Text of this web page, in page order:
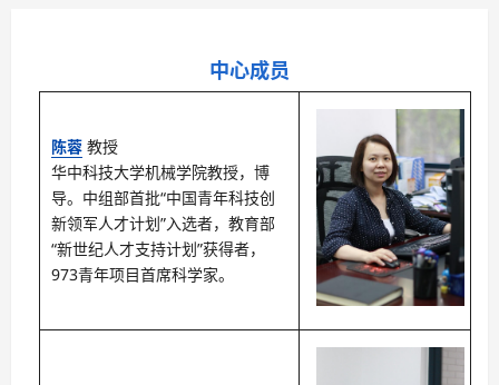
中心成员
陈蓉 教授
华中科技大学机械学院教授，博
导。中组部首批“中国青年科技创
新领军人才计划”入选者，教育部
“新世纪人才支持计划”获得者，
973青年项目首席科学家。